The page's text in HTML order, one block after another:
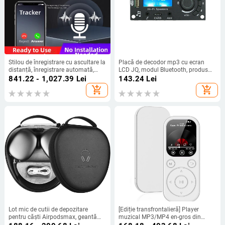
Stilou de înregistrare cu ascultare la
distanță, înregistrare automată,
reducere a zgomotului în HD,
localizare, dispozitiv anti-urmărire
841.22 - 1,027.39 Lei
add_shopping_cart
Placă de decodor mp3 cu ecran
LCD JQ, modul Bluetooth, produs
DIY, accesorii audio auto, placă de
143.24 Lei
add_shopping_cart
Lot mic de cutii de depozitare
pentru căști Airpodsmax, geantă
[Ediție transfrontalieră] Player
muzical MP3/MP4 en-gros din